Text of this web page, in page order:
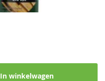
In winkelwagen